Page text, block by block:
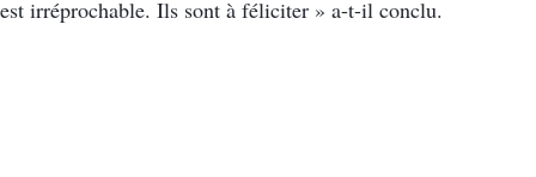
est irréprochable. Ils sont à féliciter » a-t-il conclu.